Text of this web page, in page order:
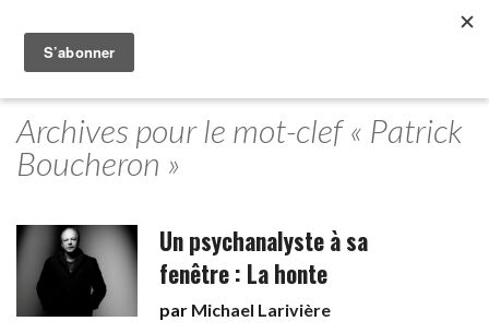
Archives pour le mot-clef « Patrick
Boucheron »
Un psychanalyste à sa
fenêtre : La honte
par Michael Larivière